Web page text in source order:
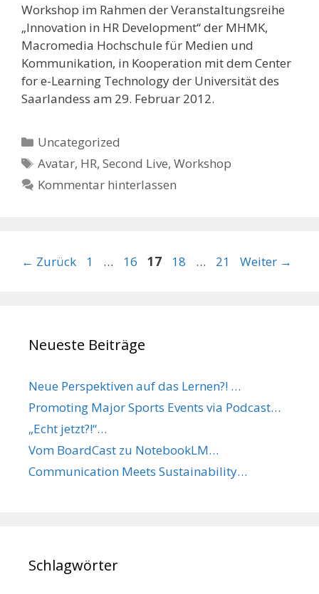
Workshop im Rahmen der Veranstaltungsreihe
„Innovation in HR Development“ der MHMK,
Macromedia Hochschule für Medien und
Kommunikation, in Kooperation mit dem Center
for e-Learning Technology der Universität des
Saarlandess am 29. Februar 2012.
Kategorien
Uncategorized
Schlagwörter
Avatar, HR,Second Live,Workshop
Kommentar hinterlassen
← Zurück Seite
1 … Seite
16 Seite
17 Seite
18 … Seite
21 Weiter →
Neueste Beiträge
Neue Perspektiven auf das Lernen?! …
Promoting Major Sports Events via Podcast…
„Echt jetzt?!“…
Vom BoardCast zu NotebookLM…
Communication Meets Sustainability…
Schlagwörter